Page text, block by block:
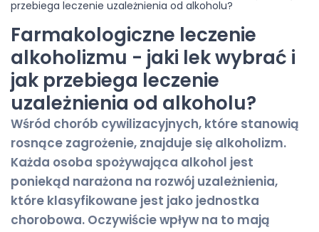
przebiega leczenie uzależnienia od alkoholu?
Farmakologiczne leczenie
alkoholizmu - jaki lek wybrać i
jak przebiega leczenie
uzależnienia od alkoholu?
Wśród chorób cywilizacyjnych, które stanowią
rosnące zagrożenie, znajduje się alkoholizm.
Każda osoba spożywająca alkohol jest
poniekąd narażona na rozwój uzależnienia,
które klasyfikowane jest jako jednostka
chorobowa. Oczywiście wpływ na to mają